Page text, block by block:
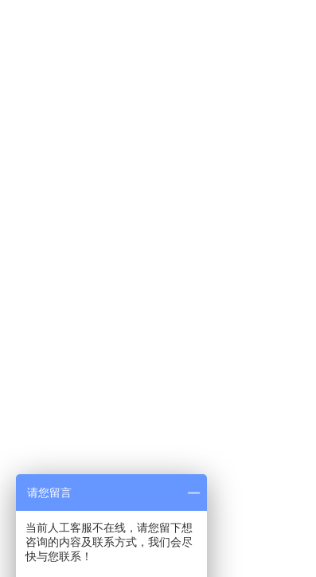
请您留言
当前人工客服不在线，请您留下想
咨询的内容及联系方式，我们会尽
快与您联系！